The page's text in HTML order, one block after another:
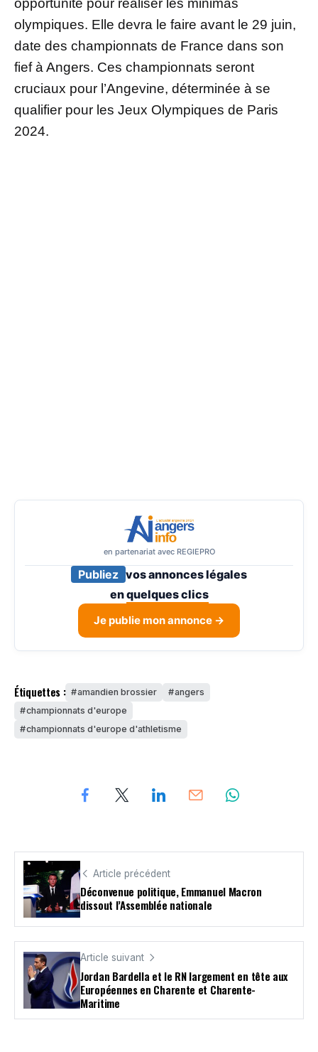
opportunité pour réaliser les minimas
olympiques. Elle devra le faire avant le 29 juin,
date des championnats de France dans son
fief à Angers. Ces championnats seront
cruciaux pour l’Angevine, déterminée à se
qualifier pour les Jeux Olympiques de Paris
2024.
en partenariat avec REGIEPRO
Publiez vos annonces légales
enquelques clics
Je publie mon annonce →
Étiquettes : amandien brossier
angers
championnats d'europe
championnats d'europe d'athletisme
Article précédent
Déconvenue politique, Emmanuel Macron
dissout l’Assemblée nationale
Article suivant
Jordan Bardella et le RN largement en tête aux
Européennes en Charente et Charente-
Maritime